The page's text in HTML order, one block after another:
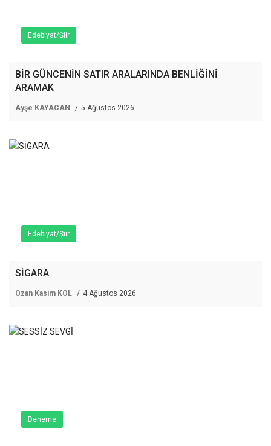
Edebiyat/Şiir
BİR GÜNCENİN SATIR ARALARINDA BENLİĞİNİ
ARAMAK
Ayşe KAYACAN 5 Ağustos 2026
Edebiyat/Şiir
SİGARA
Ozan Kasım KOL 4 Ağustos 2026
Deneme